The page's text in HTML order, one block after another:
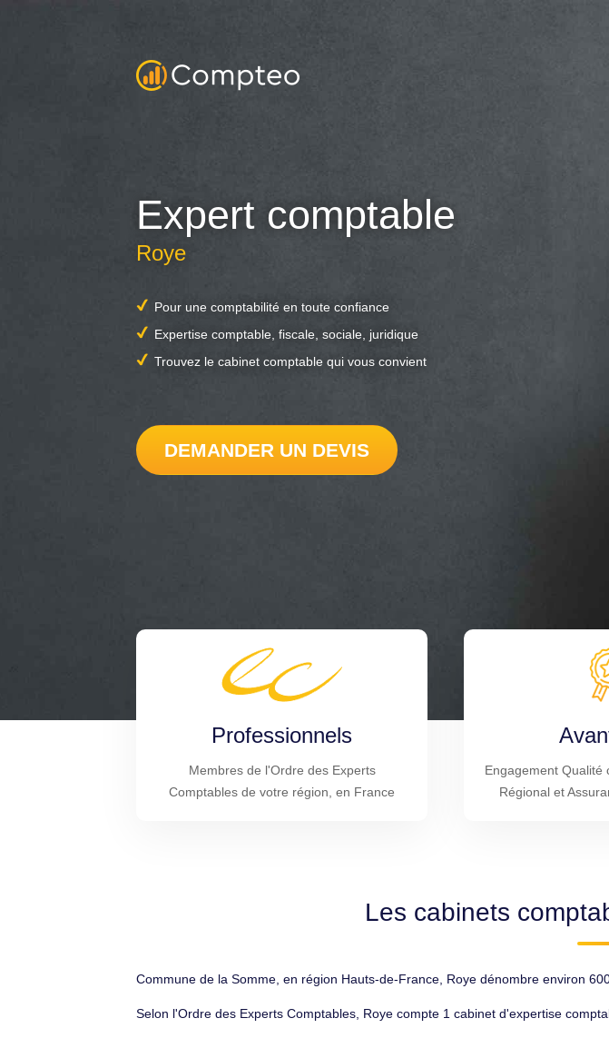
Expert comptable
Roye
Pour une comptabilité en toute confiance
Expertise comptable, fiscale, sociale, juridique
Trouvez le cabinet comptable qui vous convient
DEMANDER UN DEVIS
Professionnels
Membres de l'Ordre des Experts
Comptables de votre région, en France
Engagement Qualité
Régional et
Les cabinets
Commune de la Somme, en région Hauts-de-France, Roye dénombre environ
Selon l'Ordre des Experts Comptables, Roye compte 1 cabinet d'expertise